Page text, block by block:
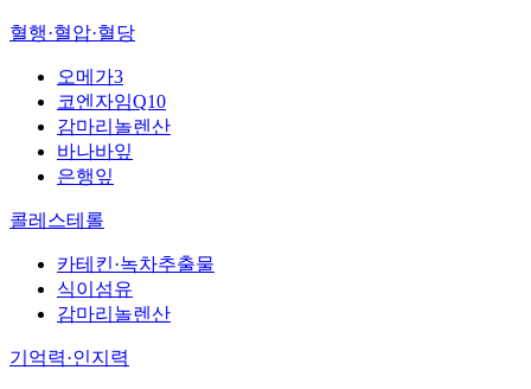
혈행·혈압·혈당
오메가3
코엔자임Q10
감마리놀렌산
바나바잎
은행잎
콜레스테롤
카테킨·녹차추출물
식이섬유
감마리놀렌산
기억력·인지력